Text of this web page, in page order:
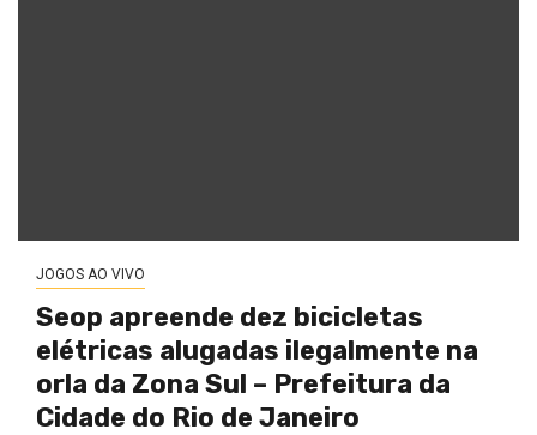
JOGOS AO VIVO
Seop apreende dez bicicletas
elétricas alugadas ilegalmente na
orla da Zona Sul – Prefeitura da
Cidade do Rio de Janeiro